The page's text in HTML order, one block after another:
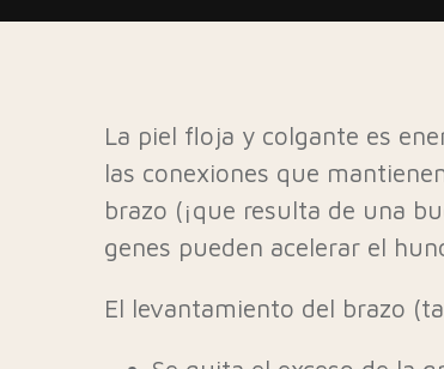
La piel floja y colgante es
las conexiones que
brazo (¡que resulta de una
genes pueden acelerar el
El levantamiento del brazo